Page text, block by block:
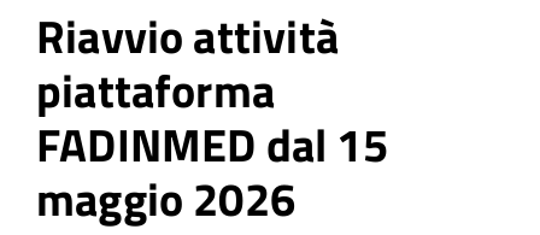
Riavvio attività
piattaforma
FADINMED dal 15
maggio 2026